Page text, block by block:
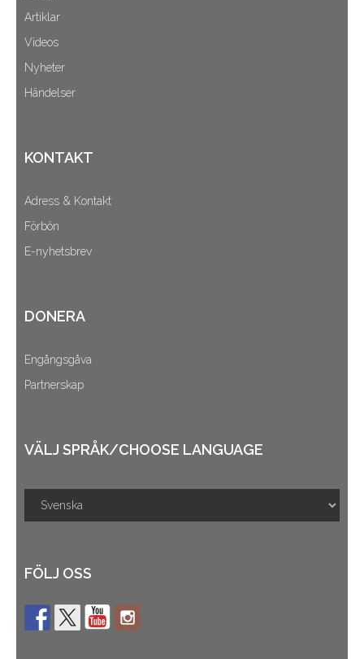
Artiklar
Videos
Nyheter
Händelser
KONTAKT
Adress & Kontakt
Förbön
E-nyhetsbrev
DONERA
Engångsgåva
Partnerskap
VÄLJ SPRÅK/CHOOSE LANGUAGE
FÖLJ OSS